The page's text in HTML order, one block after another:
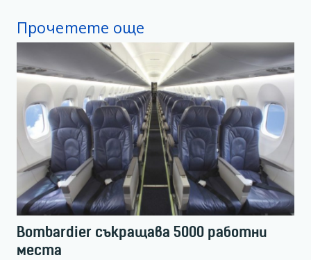
Прочетете още
Bombardier съкращава 5000 работни
места